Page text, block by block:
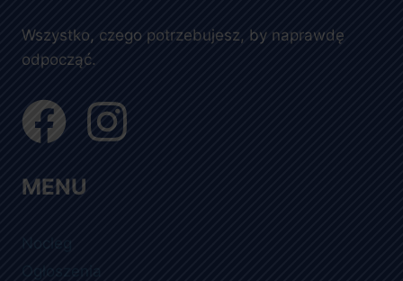
Wszystko, czego potrzebujesz, by naprawdę
odpocząć.
MENU
Nocleg
Ogłoszenia